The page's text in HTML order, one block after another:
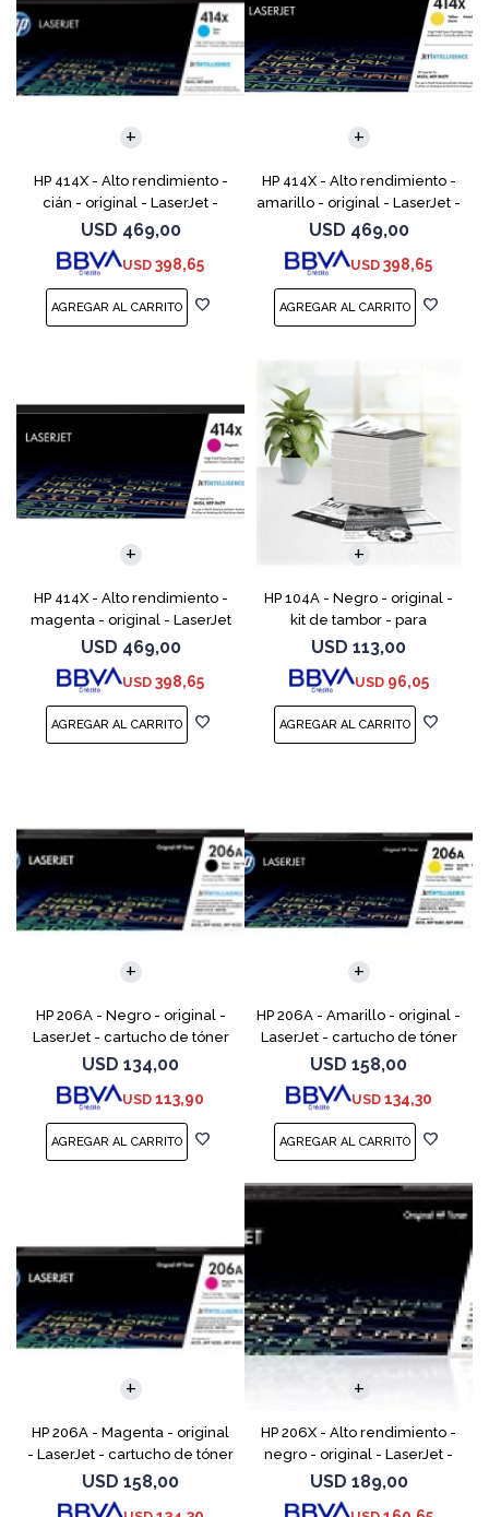
HP 414X - Alto rendimiento -
cián - original - LaserJet -
cartucho de tóner (W2021X) -
para Color LaserJet
Enterprise M455, MFP
USD 469,00
USD 398,65
HP 414X - Alto rendimiento -
amarillo - original - LaserJet -
cartucho de tóner (W2022X) -
para Color LaserJet
Enterprise M455,
USD 469,00
USD 398,65
HP 414X - Alto rendimiento -
magenta - original - LaserJet
- cartucho de tóner (W2023X)
- para Color LaserJet
Enterprise M455, M
USD 469,00
USD 398,65
HP 104A - Negro - original -
kit de tambor - para
Neverstop Laser 1000a,
1000n, 1000w, MFP 1200a, MFP
1200n, MFP 1200nw, MFP 120
USD 113,00
USD 96,05
HP 206A - Negro - original -
LaserJet - cartucho de tóner
(W2110A) - para Color
LaserJet Pro M255, M283, MFP
M282, MFP M283
USD 134,00
USD 113,90
HP 206A - Amarillo - original -
LaserJet - cartucho de tóner
(W2112A) - para Color
LaserJet Pro M255, M283, MFP
M282, MFP M283
USD 158,00
USD 134,30
HP 206A - Magenta - original
- LaserJet - cartucho de tóner
(W2113A) - para Color
LaserJet Pro M255, M283, MFP
USD 158,00
HP 206X - Alto rendimiento -
negro - original - LaserJet -
cartucho de tóner (W2110X) -
para Color LaserJet Pro M255,
USD 189,00